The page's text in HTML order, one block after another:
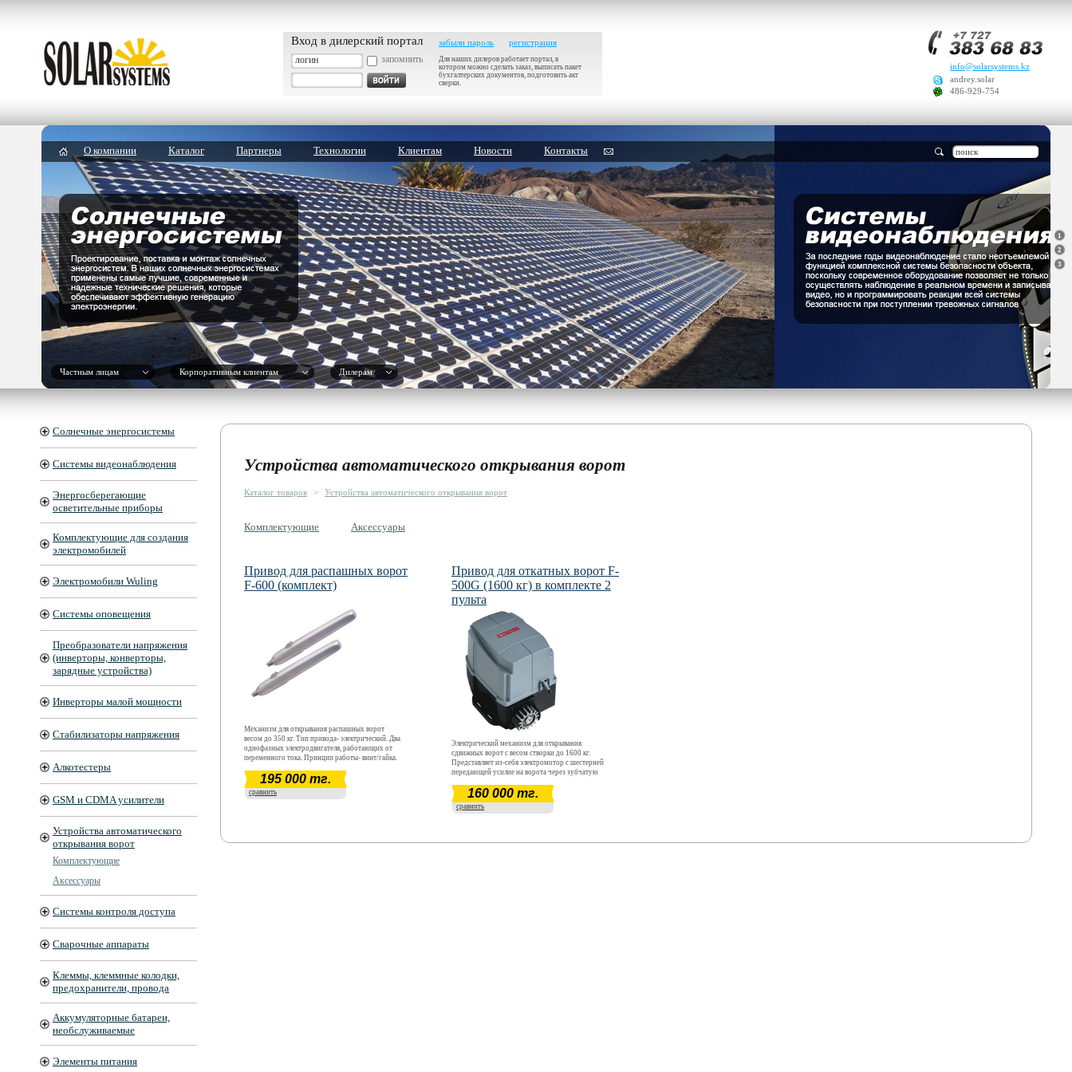
Вход в дилерский портал
запомнить
забыли пароль регистрация
Для наших дилеров работает портал, в
котором можно сделать заказ, выписать пакет
бухгалтерских документов, подготовить акт
сверки.
info@solarsystems.kz
andrey.solar
486-929-754
О компании Каталог Партнеры Технологии Клиентам Новости Контакты
Частным лицам Корпоративным клиентам Дилерам
Солнечные энергосистемы
Системы видеонаблюдения
Энергосберегающие
осветительные приборы
Комплектующие для создания
электромобилей
Электромобили Wuling
Системы оповещения
Преобразователи напряжения
(инверторы, конверторы,
зарядные устройства)
Инверторы малой мощности
Стабилизаторы напряжения
Алкотестеры
GSM и CDMA усилители
Устройства автоматического
открывания ворот
Комплектующие
Аксессуары
Системы контроля доступа
Сварочные аппараты
Клеммы, клеммные колодки,
предохранители, провода
Аккумуляторные батареи,
необслуживаемые
Элементы питания
Устройства автоматического открывания ворот
Каталог товаров > Устройства автоматического открывания ворот
Комплектующие Аксессуары
Привод для распашных ворот
F-600 (комплект)
Механизм для открывания распашных ворот
весом до 350 кг. Тип привода- электрический. Два
однофазных электродвигателя, работающих от
переменного тока. Принцип работы- винт/гайка.
195 000 тг.
сравнить
Привод для откатных ворот F-
500G (1600 кг) в комплекте 2
пульта
Электрический механизм для открывания
сдвижных ворот с весом створки до 1600 кг.
Представляет из-себя электромотор с шестерней
передающей усилие на ворота через зубчатую
осуществляется пультами дистанционного
управления.
160 000 тг.
сравнить